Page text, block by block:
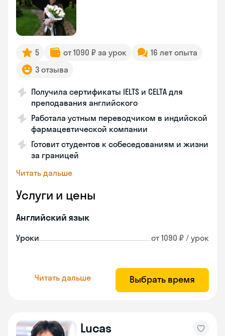
5 от 1090 ₽ за урок
16 лет опыта
3 отзыва
Получила сертификаты IELTS и CELTA для
преподавания английского
Работала устным переводчиком в индийской
фармацевтической компании
Готовит студентов к собеседованиям и жизни
за границей
Читать дальше
Услуги и цены
Английский язык
Уроки от 1090 ₽ / урок
Читать дальше Выбрать время
Lucas